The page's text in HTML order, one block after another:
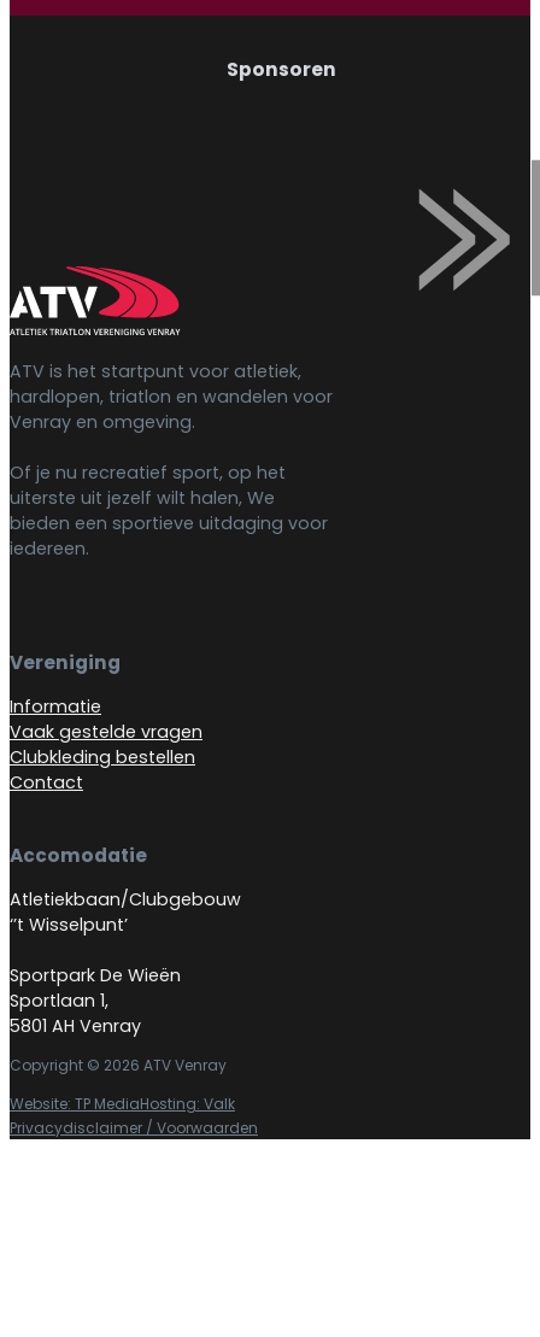
Sponsoren
ATV is het startpunt voor atletiek,
hardlopen, triatlon en wandelen voor
Venray en omgeving.
Of je nu recreatief sport, op het
uiterste uit jezelf wilt halen, We
bieden een sportieve uitdaging voor
iedereen.
Vereniging
Informatie
Vaak gestelde vragen
Clubkleding bestellen
Contact
Accomodatie
Atletiekbaan/Clubgebouw
‘’t Wisselpunt’
Sportpark De Wieën
Sportlaan 1,
5801 AH Venray
Copyright © 2026 ATV Venray
Website: TP MediaHosting: Valk
Privacydisclaimer / Voorwaarden